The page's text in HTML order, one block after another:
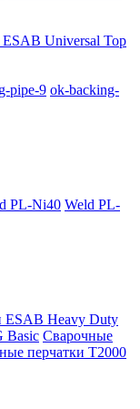
Universal Top
pipe-9 ok-backing-
PL-Ni40 Weld PL-
ESAB Heavy Duty
Basic Сварочные
перчатки T2000